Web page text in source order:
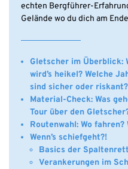
echten Bergführer-
Gelände wo du dich am
Gletscher im Überblick:
wird’s heikel? Welche
sind sicher oder riskant?
Material-Check: Was
Tour über den
Routenwahl: Wo
Wenn’s schiefgeht?!
Basics der
Verankerungen im